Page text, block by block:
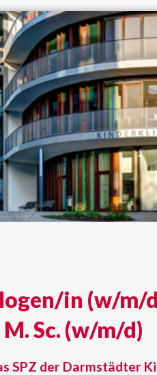
in (w/m/
Sc. (w/m/d)
SPZ der Darmstädter